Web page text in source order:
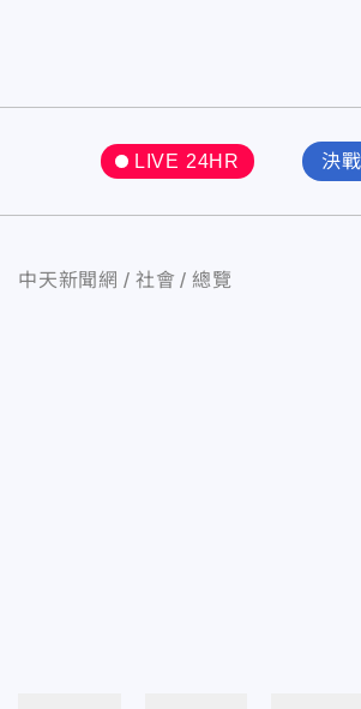
LIVE 24HR 決
中天新聞網 社會 總覽